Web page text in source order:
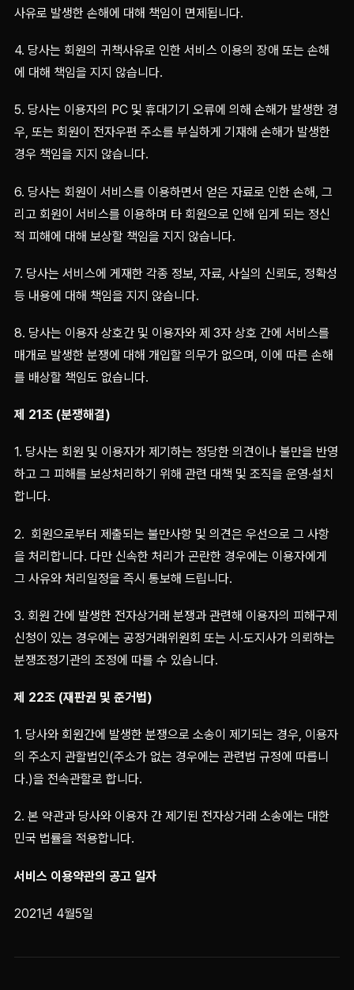
사유로 발생한 손해에 대해 책임이 면제됩니다.
4. 당사는 회원의 귀책사유로 인한 서비스 이용의 장애 또는 손해
에 대해 책임을 지지 않습니다.
5. 당사는 이용자의 PC 및 휴대기기 오류에 의해 손해가 발생한 경
우, 또는 회원이 전자우편 주소를 부실하게 기재해 손해가 발생한
경우 책임을 지지 않습니다.
6. 당사는 회원이 서비스를 이용하면서 얻은 자료로 인한 손해, 그
리고 회원이 서비스를 이용하며 타 회원으로 인해 입게 되는 정신
적 피해에 대해 보상할 책임을 지지 않습니다.
7. 당사는 서비스에 게재한 각종 정보, 자료, 사실의 신뢰도, 정확성
등 내용에 대해 책임을 지지 않습니다.
8. 당사는 이용자 상호간 및 이용자와 제 3자 상호 간에 서비스를
매개로 발생한 분쟁에 대해 개입할 의무가 없으며, 이에 따른 손해
를 배상할 책임도 없습니다.
제 21조 (분쟁해결)
1. 당사는 회원 및 이용자가 제기하는 정당한 의견이나 불만을 반영
하고 그 피해를 보상처리하기 위해 관련 대책 및 조직을 운영·설치
합니다.
2. 회원으로부터 제출되는 불만사항 및 의견은 우선으로 그 사항
을 처리합니다. 다만 신속한 처리가 곤란한 경우에는 이용자에게
그 사유와 처리일정을 즉시 통보해 드립니다.
3. 회원 간에 발생한 전자상거래 분쟁과 관련해 이용자의 피해구제
신청이 있는 경우에는 공정거래위원회 또는 시·도지사가 의뢰하는
분쟁조정기관의 조정에 따를 수 있습니다.
제 22조 (재판권 및 준거법)
1. 당사와 회원간에 발생한 분쟁으로 소송이 제기되는 경우, 이용자
의 주소지 관할법인(주소가 없는 경우에는 관련법 규정에 따릅니
다.)을 전속관할로 합니다.
2. 본 약관과 당사와 이용자 간 제기된 전자상거래 소송에는 대한
민국 법률을 적용합니다.
서비스 이용약관의 공고 일자
2021년 4월5일